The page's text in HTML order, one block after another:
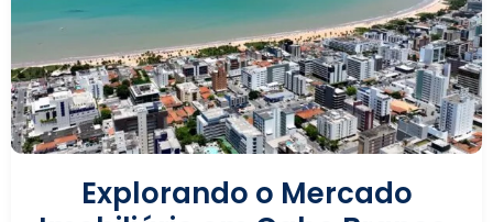
Explorando o Mercado